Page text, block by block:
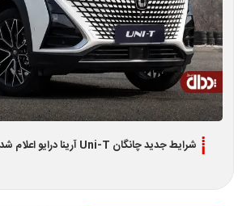
شرایط جدید چانگان Uni-T آرینا درایو اعلام شد